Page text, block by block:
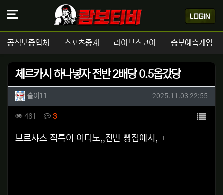
공식보증업체 스포츠중계 라이브스코어 승부예측게임
체르카시 하나넣자 전반 2배당 0.5옵갔당
작성자 정보
휼이11 작성일
2025.11.03 22:55
컨텐츠 정보
461 조회 3댓글 목록
본문
브르샤츠 적특이 어디노,,전반 빵점에서,ㅋ